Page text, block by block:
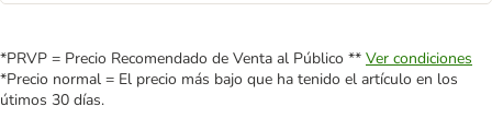
*PRVP = Precio Recomendado de Venta al Público ** Ver condiciones
*Precio normal = El precio más bajo que ha tenido el artículo en los
útimos 30 días.